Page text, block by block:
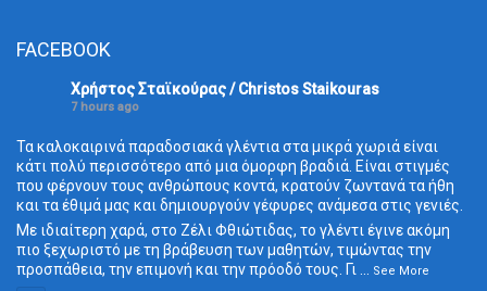
FACEBOOK
Χρήστος Σταϊκούρας / Christos Staikouras
7 hours ago
Τα καλοκαιρινά παραδοσιακά γλέντια στα μικρά χωριά είναι
κάτι πολύ περισσότερο από μια όμορφη βραδιά. Είναι στιγμές
που φέρνουν τους ανθρώπους κοντά, κρατούν ζωντανά τα ήθη
και τα έθιμά μας και δημιουργούν γέφυρες ανάμεσα στις γενιές.
Με ιδιαίτερη χαρά, στο Ζέλι Φθιώτιδας, το γλέντι έγινε ακόμη
πιο ξεχωριστό με τη βράβευση των μαθητών, τιμώντας την
προσπάθεια, την επιμονή και την πρόοδό τους. Γι... See More